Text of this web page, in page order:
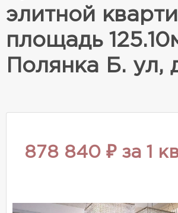
элитной
площадь
Полянка Б. ул,
878 840 ₽ за 1